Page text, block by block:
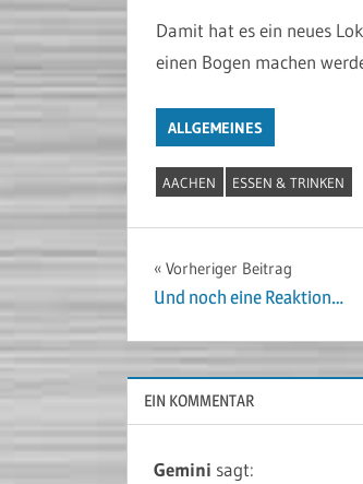
Damit hat es ein neues
einen Bogen machen
ALLGEMEINES
AACHEN ESSEN & TRINKEN
Vorheriger Beitrag
Und noch eine Reaktion…
EIN KOMMENTAR
Gemini sagt: